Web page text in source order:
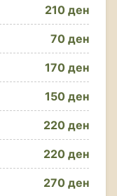
210 ден
70 ден
170 ден
150 ден
220 ден
220 ден
270 ден